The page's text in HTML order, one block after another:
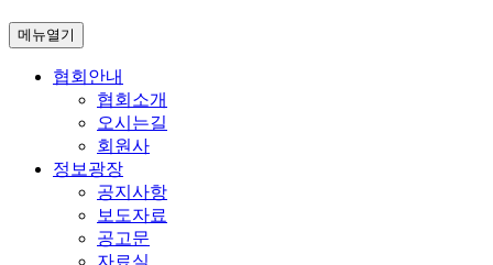
메뉴열기
협회안내
협회소개
오시는길
회원사
정보광장
공지사항
보도자료
공고문
자료실